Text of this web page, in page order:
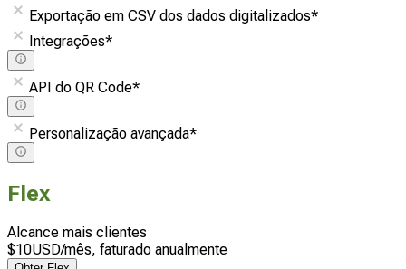
Exportação em CSV dos dados digitalizados*
Integrações*
API do QR Code*
Personalização avançada*
Flex
Alcance mais clientes
$10USD/mês, faturado anualmente